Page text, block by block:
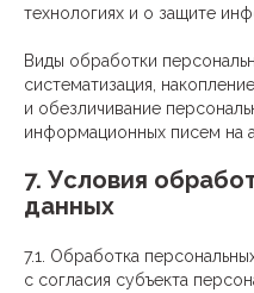
технологиях и о защите
Виды обработки
систематизация,
и обезличивание
информационных писем на
7. Условия
данных
7.1. Обработка
с согласия субъекта